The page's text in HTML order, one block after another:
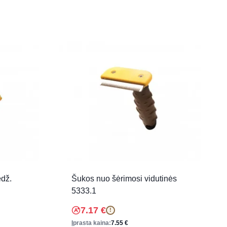
Šukos nuo šėrimosi vidutinės
5333.1
7.17 € !
Įprasta kaina:7.55 €